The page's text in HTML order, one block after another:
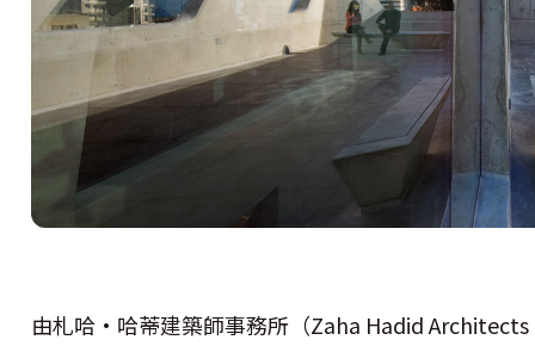
由札哈·哈蒂建築師事務所（Zaha Hadid